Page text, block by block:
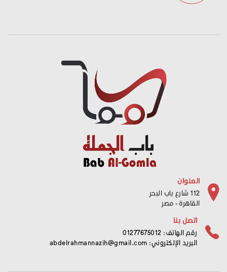
العنوان
112 شارع باب البحر
القاهرة - مصر
اتصل بنا
رقم الهاتف: 01277675012
البريد الإلكتروني: abdelrahmannazih@gmail.com